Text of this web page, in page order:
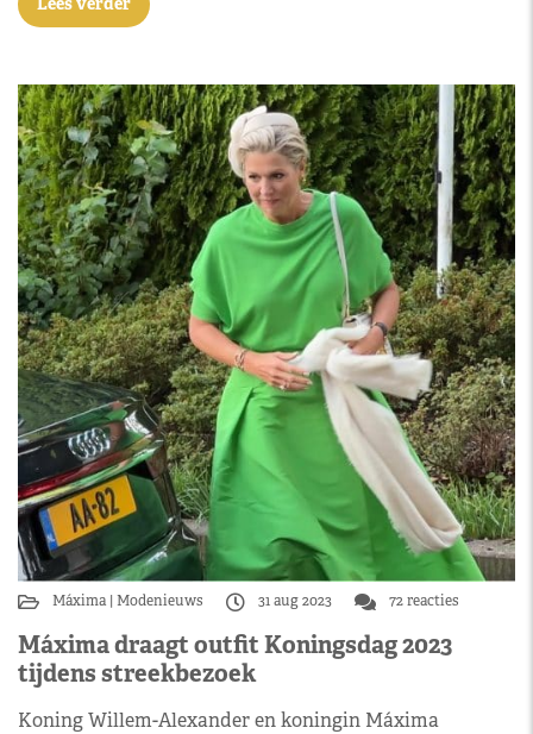
Máxima Modenieuws 31 aug 2023 72 reacties
Máxima draagt outfit Koningsdag 2023
tijdens streekbezoek
Koning Willem-Alexander en koningin Máxima